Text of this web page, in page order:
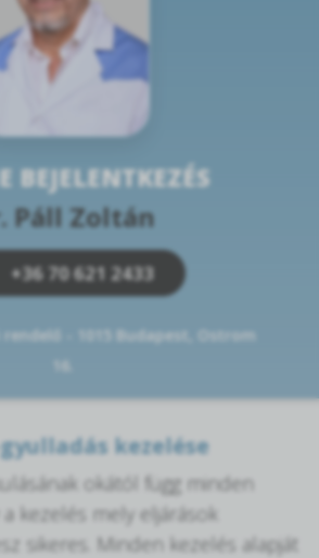
BEJELENTKEZÉS
Páll Zoltán
+36 70 621 2433
- 1015 Budapest, Ostrom
16.
kezelése
okától függ minden
kezelés mely eljárások
sikeres. Minden kezelés alapját